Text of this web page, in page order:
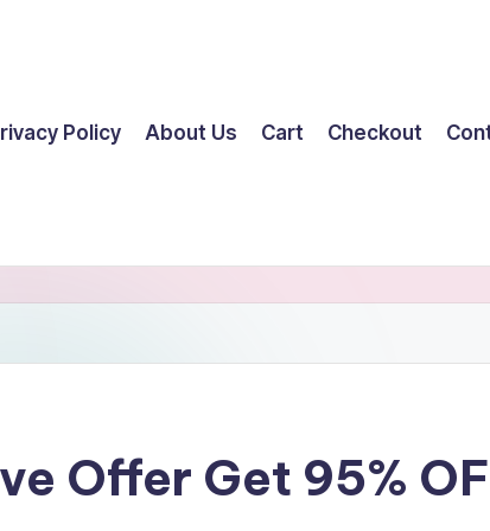
Policy About Us Cart Checkout
Offer Get 95%